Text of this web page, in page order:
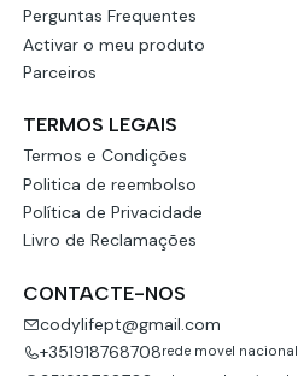
Perguntas Frequentes
Activar o meu produto
Parceiros
TERMOS LEGAIS
Termos e Condições
Politica de reembolso
Política de Privacidade
Livro de Reclamações
CONTACTE-NOS
codylifept@gmail.com
+351918768708rede movel nacional